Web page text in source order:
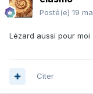
Posté(e) 19
Lézard aussi pour moi
Citer